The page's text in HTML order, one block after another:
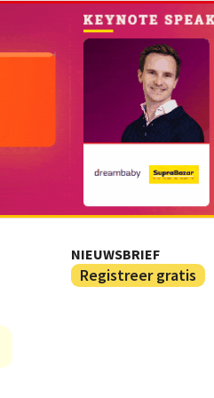
NIEUWSBRIEF
Registreer gratis